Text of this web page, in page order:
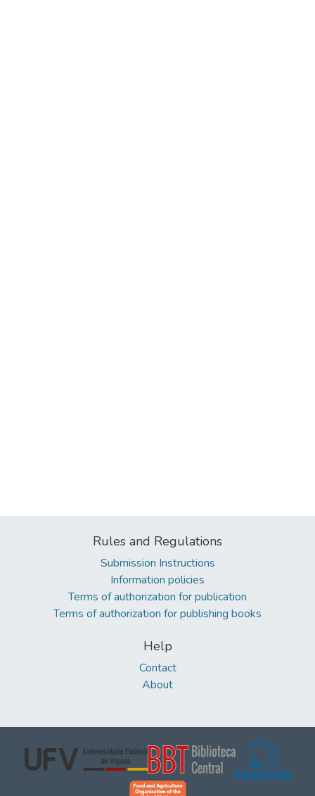
Rules and Regulations
Submission Instructions
Information policies
Terms of authorization for publication
Terms of authorization for publishing books
Help
Contact
About